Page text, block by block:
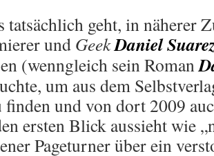
tatsächlich geht, in näherer
und GeekDaniel
(wenngleich sein Roman
um aus dem
und von dort 2009
ersten Blick aussieht wie
Pageturner über ein